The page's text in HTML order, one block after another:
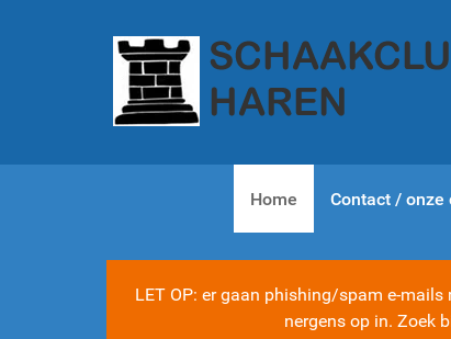
Home Contact / onze
LET OP: er gaan phishing/spam e-
nergens op in. Zoek